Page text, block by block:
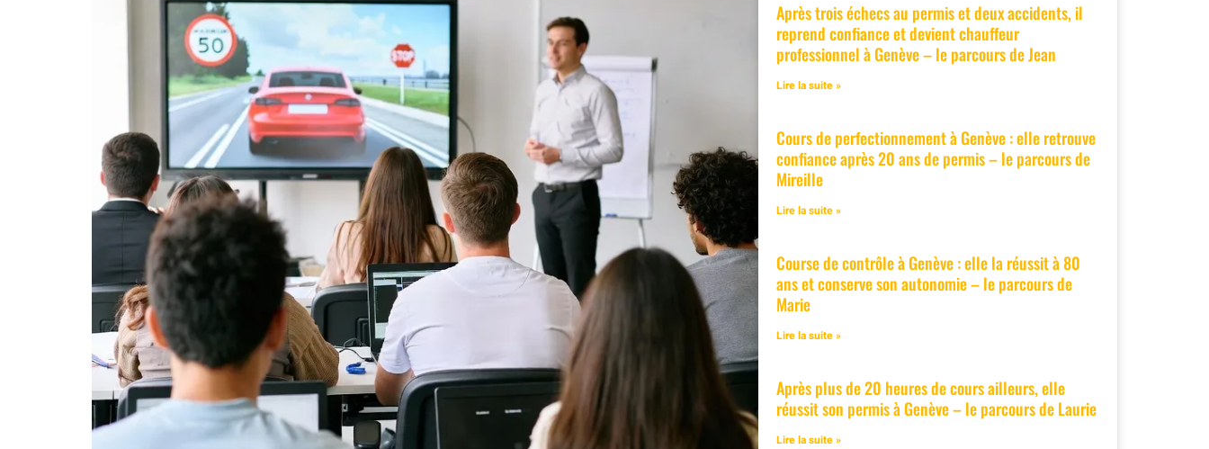
Après trois échecs au permis et deux accidents, il
reprend confiance et devient chauffeur
professionnel à Genève – le parcours de Jean
Lire la suite »
Cours de perfectionnement à Genève : elle retrouve
confiance après 20 ans de permis – le parcours de
Mireille
Lire la suite »
Course de contrôle à Genève : elle la réussit à 80
ans et conserve son autonomie – le parcours de
Marie
Lire la suite »
Après plus de 20 heures de cours ailleurs, elle
réussit son permis à Genève – le parcours de Laurie
Lire la suite »